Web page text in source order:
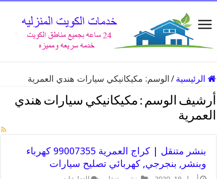
الرئيسية / الوسم: مكيكانيكي سيارات هندي العمرية
أرشيف الوسم : مكيكانيكي سيارات هندي
العمرية
بنشر متنقل | كراج العمرية 99007355 كهرباء
وبنشر, بنجرجي, كهربائي تصليح سيارات